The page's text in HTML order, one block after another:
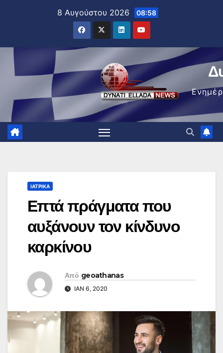
8 Αυγούστου 2026 08:58
ΙΑΤΡΙΚΆ
Επτά πράγματα που
αυξάνουν τον κίνδυνο
καρκίνου
Από geoathanas
ΙΑΝ 6, 2020